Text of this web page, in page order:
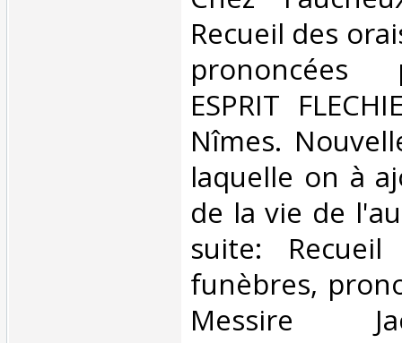
Recueil des
prononcées
ESPRIT
Nîmes.
laquelle on à
de la vie de
suite:
funèbres,
Messire